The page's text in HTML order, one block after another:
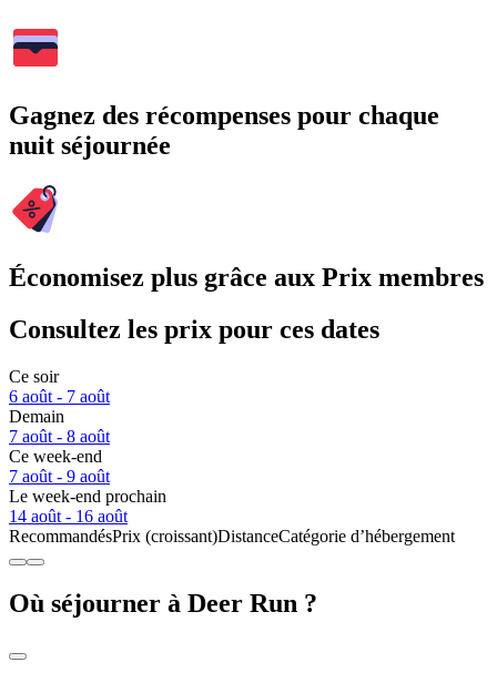
Gagnez des récompenses pour chaque
nuit séjournée
Économisez plus grâce aux Prix membres
Consultez les prix pour ces dates
Ce soir
6 août - 7 août
Demain
7 août - 8 août
Ce week-end
7 août - 9 août
Le week-end prochain
14 août - 16 août
RecommandésPrix (croissant)DistanceCatégorie d’hébergement
Où séjourner à Deer Run ?